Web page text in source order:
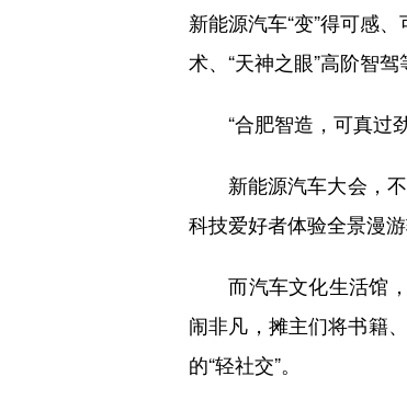
新能源汽车“变”得可感
术、“天神之眼”高阶智驾
“合肥智造，可真过劲
新能源汽车大会，不
科技爱好者体验全景漫
而汽车文化生活馆，
闹非凡，摊主们将书籍
的“轻社交”。